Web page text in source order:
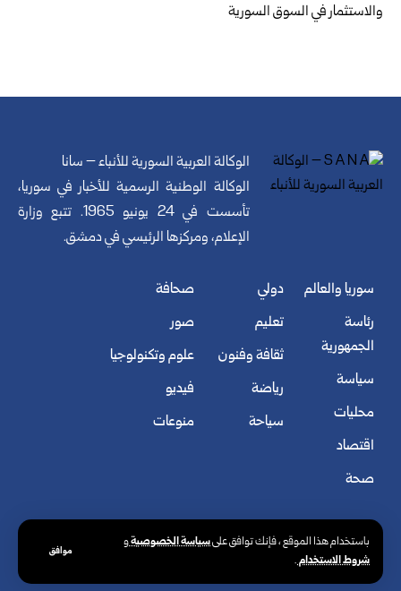
باستخدام هذا الموقع ، فإنك توافق علىسياسة الخصوصيةو
شروط الاستخدام.
موافق
والاستثمار في السوق السورية
الوكالة العربية السورية للأنباء – سانا
الوكالة الوطنية الرسمية للأخبار في سوريا،
تأسست في 24 يونيو 1965. تتبع وزارة
الإعلام، ومركزها الرئيسي في دمشق.
سوريا والعالم
رئاسة
الجمهورية
سياسة
محليات
اقتصاد
صحة
دولي
تعليم
ثقافة وفنون
رياضة
سياحة
صحافة
صور
علوم وتكنولوجيا
فيديو
منوعات
© الوكالة العربية السورية للأنباء. كافة الحقوق محفوظة.